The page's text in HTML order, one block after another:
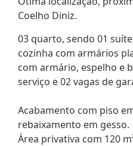
Coelho Diniz.
03 quarto, sendo 01
cozinha com armários
com armário, espelho e
serviço e 02 vagas de
Acabamento com piso
rebaixamento em gesso.
Área privativa com 120